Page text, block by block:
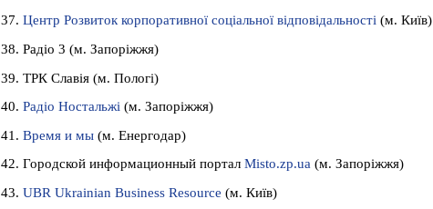
37. Центр Розвиток корпоративної соціальної відповідальності (м. Київ)
38. Радіо 3 (м. Запоріжжя)
39. ТРК Славія (м. Пологі)
40. Радіо Ностальжі (м. Запоріжжя)
41. Время и мы (м. Енергодар)
42. Городской информационный портал Misto.zp.ua (м. Запоріжжя)
43. UBR Ukrainian Business Resource (м. Київ)